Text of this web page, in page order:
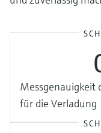
Messgenauigkeit
für die Verladung